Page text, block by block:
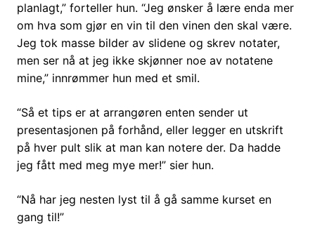
planlagt,” forteller hun. “Jeg ønsker å lære enda mer
om hva som gjør en vin til den vinen den skal være.
Jeg tok masse bilder av slidene og skrev notater,
men ser nå at jeg ikke skjønner noe av notatene
mine,” innrømmer hun med et smil.
“Så et tips er at arrangøren enten sender ut
presentasjonen på forhånd, eller legger en utskrift
på hver pult slik at man kan notere der. Da hadde
jeg fått med meg mye mer!” sier hun.
“Nå har jeg nesten lyst til å gå samme kurset en
gang til!”